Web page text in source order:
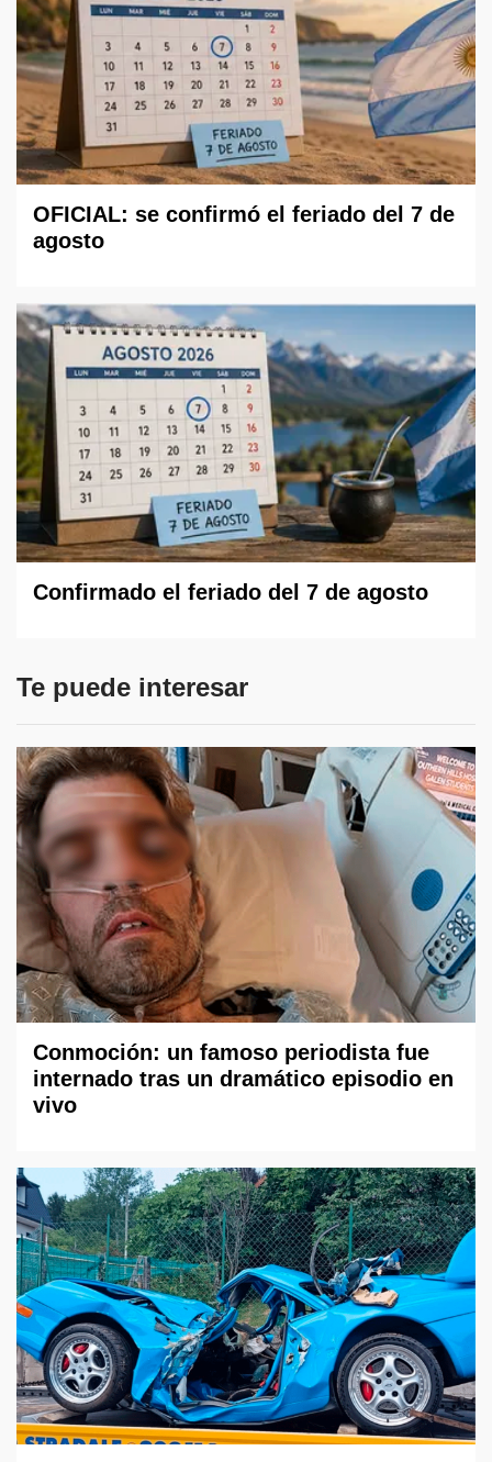
OFICIAL: se confirmó el feriado del 7 de
agosto
Confirmado el feriado del 7 de agosto
Te puede interesar
Conmoción: un famoso periodista fue
internado tras un dramático episodio en
vivo